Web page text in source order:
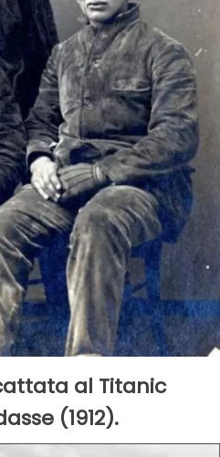
al Titanic
(1912).